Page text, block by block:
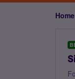
Home